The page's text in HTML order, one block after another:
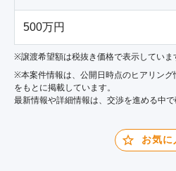
500万円
※譲渡希望額は税抜き価格で表示していま
※本案件情報は、公開日時点のヒアリン
をもとに掲載しています。
最新情報や詳細情報は、交渉を進める中で
お気に